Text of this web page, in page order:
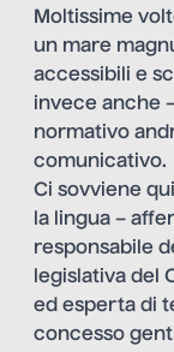
Moltissime
un mare
accessibili e
invece anche
normativo
comunicativo.
Ci sovviene
la lingua –
responsabile
legislativa del
ed esperta di
concesso